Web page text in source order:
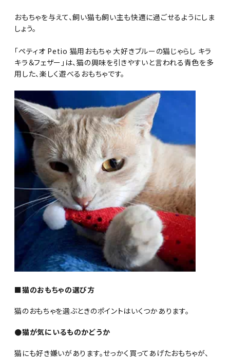
おもちゃを与えて、飼い猫も飼い主も快適に過ごせるようにしま
しょう。
「ペティオ Petio 猫用おもちゃ 大好きブルーの猫じゃらし キラ
キラ＆フェザー」は、猫の興味を引きやすいと言われる青色を多
用した、楽しく遊べるおもちゃです。
■猫のおもちゃの選び方
猫のおもちゃを選ぶときのポイントはいくつかあります。
●猫が気にいるものかどうか
猫にも好き嫌いがあります。せっかく買ってあげたおもちゃが、